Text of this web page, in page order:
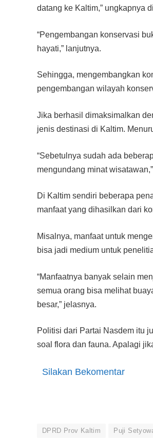
datang ke Kaltim,” ungkapnya
“Pengembangan konservasi
hayati,” lanjutnya.
Sehingga, mengembangkan
pengembangan wilayah
Jika berhasil dimaksimalkan
jenis destinasi di Kaltim.
“Sebetulnya sudah ada
mengundang minat
Di Kaltim sendiri beberapa
manfaat yang dihasilkan dari
Misalnya, manfaat untuk
bisa jadi medium untuk
“Manfaatnya banyak selain
semua orang bisa melihat
besar,” jelasnya.
Politisi dari Partai Nasdem itu
soal flora dan fauna. Apalagi
Silakan Bekomentar
DPRD Prov Kaltim Puji